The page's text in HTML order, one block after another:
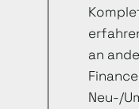
an
Neu-/